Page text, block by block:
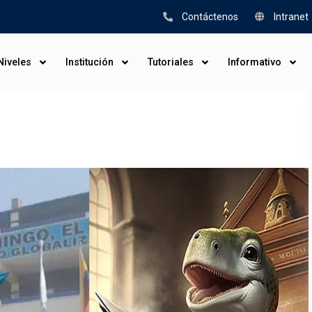
Contáctenos Intranet
Institución Tutoriales Informativo